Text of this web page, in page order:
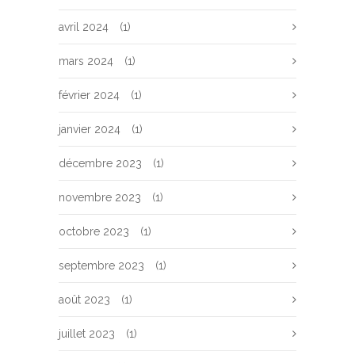
avril 2024 (1)
mars 2024 (1)
février 2024 (1)
janvier 2024 (1)
décembre 2023 (1)
novembre 2023 (1)
octobre 2023 (1)
septembre 2023 (1)
août 2023 (1)
juillet 2023 (1)